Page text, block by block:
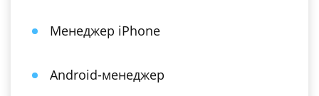
Менеджер iPhone
Android-менеджер